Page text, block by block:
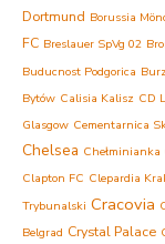
Dortmund Borussia
FC Breslauer SpVg 02
Buducnost Podgorica
Bytów Calisia Kalisz CD
Glasgow Cementarnica
Chelsea Chełminianka
Clapton FC Clepardia
Trybunalski Cracovia
Belgrad Crystal Palace